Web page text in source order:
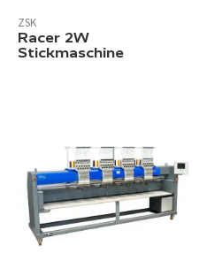
ZSK
Racer 2W
Stickmaschine